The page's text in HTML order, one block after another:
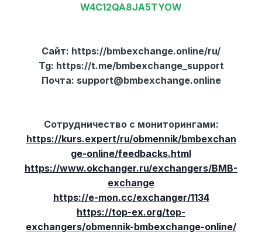
W4C12QA8JA5TYOW
Сайт: https://bmbexchange.online/ru/
Tg: https://t.me/bmbexchange_support
Почта: support@bmbexchange.online
Сотрудничество с мониторингами:
https://kurs.expert/ru/obmennik/bmbexchan
ge-online/feedbacks.html
https://www.okchanger.ru/exchangers/BMB-
exchange
https://e-mon.cc/exchanger/1134
https://top-ex.org/top-
exchangers/obmennik-bmbexchange-online/